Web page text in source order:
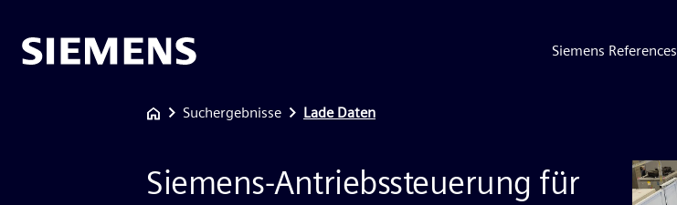
Siemens References
Suchergebnisse Lade Daten
Siemens-Antriebssteuerung für